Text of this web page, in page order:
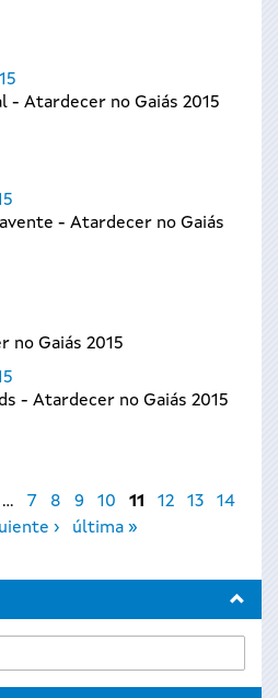
- Atardecer no Gaiás 2015
- Atardecer no Gaiás
no Gaiás 2015
- Atardecer no Gaiás 2015
… 7 8 9 10 11 12 13
14
› última »